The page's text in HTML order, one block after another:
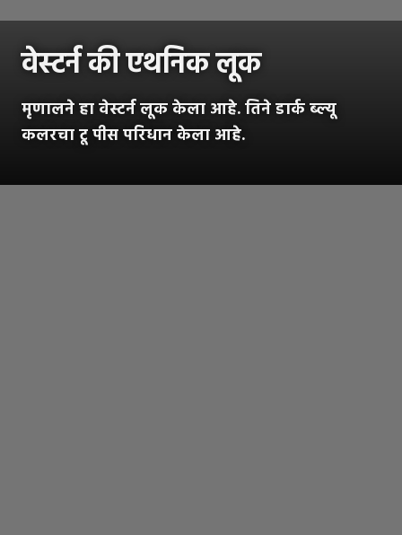
वेस्टर्न की एथनिक लूक
मृणालने हा वेस्टर्न लूक केला आहे. तिने डार्क ब्ल्यू
कलरचा टू पीस परिधान केला आहे.